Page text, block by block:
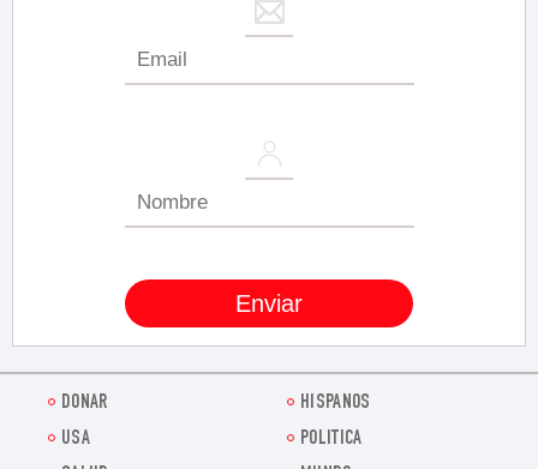
DONAR
HISPANOS
USA
POLITICA